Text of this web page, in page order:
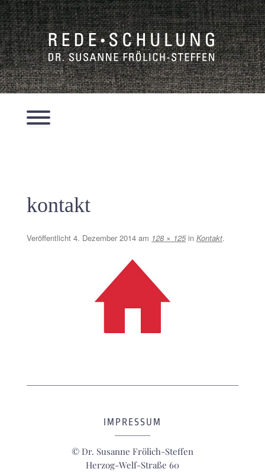
Zum
springen
Menü
kontakt
Veröffentlicht 4. Dezember 2014 am 128 × 125in Kontakt.
IMPRESSUM
© Dr. Susanne Frölich-Steffen
Herzog-Welf-Straße 60